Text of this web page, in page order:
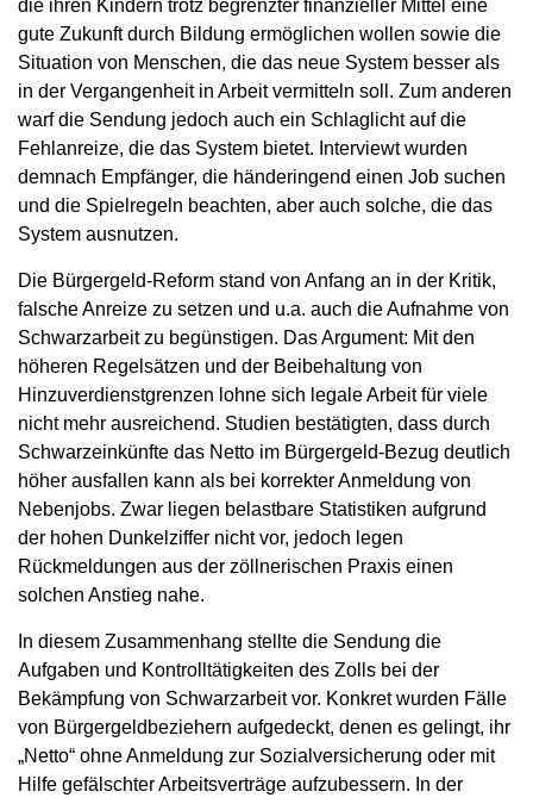
die ihren Kindern trotz begrenzter finanzieller Mittel eine
gute Zukunft durch Bildung ermöglichen wollen sowie die
Situation von Menschen, die das neue System besser als
in der Vergangenheit in Arbeit vermitteln soll. Zum anderen
warf die Sendung jedoch auch ein Schlaglicht auf die
Fehlanreize, die das System bietet. Interviewt wurden
demnach Empfänger, die händeringend einen Job suchen
und die Spielregeln beachten, aber auch solche, die das
System ausnutzen.
Die Bürgergeld-Reform stand von Anfang an in der Kritik,
falsche Anreize zu setzen und u.a. auch die Aufnahme von
Schwarzarbeit zu begünstigen. Das Argument: Mit den
höheren Regelsätzen und der Beibehaltung von
Hinzuverdienstgrenzen lohne sich legale Arbeit für viele
nicht mehr ausreichend. Studien bestätigten, dass durch
Schwarzeinkünfte das Netto im Bürgergeld-Bezug deutlich
höher ausfallen kann als bei korrekter Anmeldung von
Nebenjobs. Zwar liegen belastbare Statistiken aufgrund
der hohen Dunkelziffer nicht vor, jedoch legen
Rückmeldungen aus der zöllnerischen Praxis einen
solchen Anstieg nahe.
In diesem Zusammenhang stellte die Sendung die
Aufgaben und Kontrolltätigkeiten des Zolls bei der
Bekämpfung von Schwarzarbeit vor. Konkret wurden Fälle
von Bürgergeldbeziehern aufgedeckt, denen es gelingt, ihr
„Netto“ ohne Anmeldung zur Sozialversicherung oder mit
Hilfe gefälschter Arbeitsverträge aufzubessern. In der